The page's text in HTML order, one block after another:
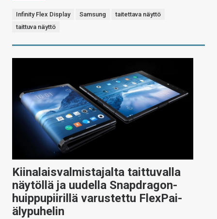
Infinity Flex Display Samsung
taitettava näyttö
taittuva näyttö
Kiinalaisvalmistajalta taittuvalla
näytöllä ja uudella Snapdragon-
huippupiirillä varustettu FlexPai-
älypuhelin